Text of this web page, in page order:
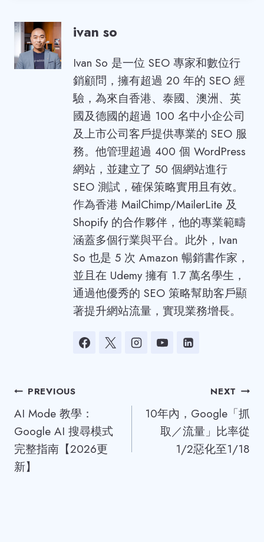
ivan so
Ivan So 是一位 SEO 專家和數位行
銷顧問，擁有超過 20 年的 SEO 經
驗，為來自香港、泰國、澳洲、英
國及德國的超過 100 名中小企公司
及上市公司客戶提供專業的 SEO 服
務。他管理超過 400 個 WordPress
網站，並建立了 50 個網站進行
SEO 測試，確保策略實用且有效。
作為香港 MailChimp/MailerLite 及
Shopify 的合作夥伴，他的專業範疇
涵蓋多個行業與平台。此外，Ivan
So 也是 5 次 Amazon 暢銷書作家，
並且在 Udemy 擁有 1.7 萬名學生，
通過他優秀的 SEO 策略幫助客戶顯
著提升網站流量，實現業務增長。
Post
navigation
PREVIOUS
AI Mode 教學：
Google AI 搜尋模式
完整指南【2026更
新】
NEXT
10年內，Google「抓
取／流量」比率從
1/2惡化至1/18